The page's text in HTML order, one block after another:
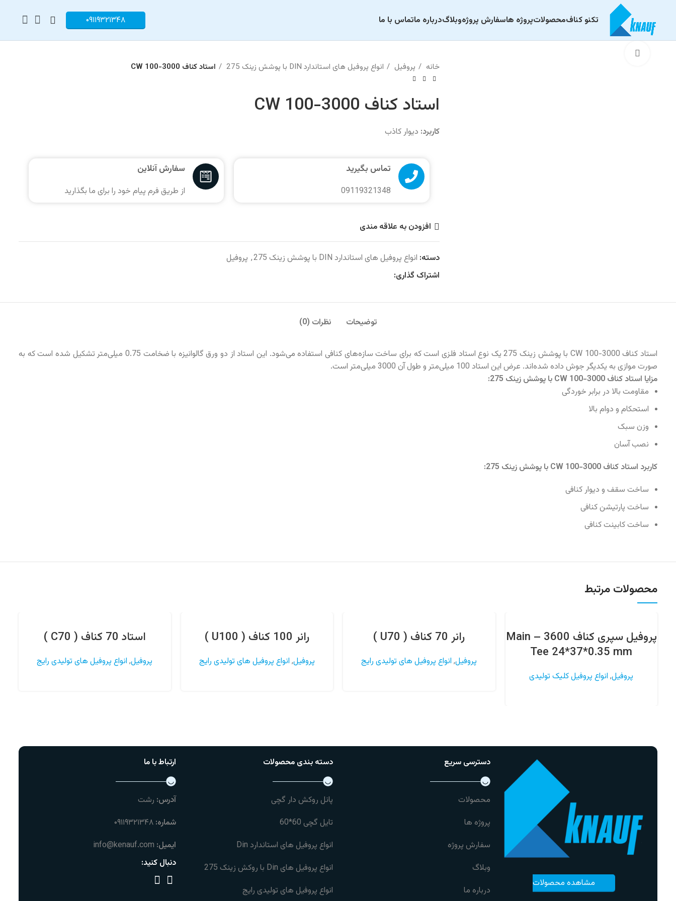
تکنو کنافمحصولاتپروژه هاسفارش پروژهوبلاگدرباره ماتماس با ما ۰۹۱۱۹۳۲۱۳۴۸
خانه پروفیل انواع پروفیل های استاندارد DIN با پوشش زینک 275 استاد کناف CW 100-3000
استاد کناف CW 100-3000
کاربرد: دیوار کاذب
تماس بگیرید
09119321348
سفارش آنلاین
از طریق فرم پیام خود را برای ما بگذارید
افزودن به علاقه مندی
دسته: انواع پروفیل های استاندارد DIN با پوشش زینک 275 , پروفیل
اشتراک گذاری:
توضیحات نظرات (0)
استاد کناف CW 100-3000 با پوشش زینک 275 یک نوع استاد فلزی است که برای ساخت سازه‌های کنافی استفاده می‌شود. این استاد از دو ورق گالوانیزه با ضخامت 0.75 میلی‌متر تشکیل شده است که به
صورت موازی به یکدیگر جوش داده شده‌اند. عرض این استاد 100 میلی‌متر و طول آن 3000 میلی‌متر است.
مزایا استاد کناف CW 100-3000 با پوشش زینک 275:
مقاومت بالا در برابر خوردگی
استحکام و دوام بالا
وزن سبک
نصب آسان
کاربرد استاد کناف CW 100-3000 با پوشش زینک 275:
ساخت سقف و دیوار کنافی
ساخت پارتیشن کنافی
ساخت کابینت کنافی
محصولات مرتبط
پروفیل سپری کناف 3600 – Main
Tee 24*37*0.35 mm
پروفیل, انواع پروفیل کلیک تولیدی
رانر 70 کناف ( U70 )
پروفیل, انواع پروفیل های تولیدی رایج
رانر 100 کناف ( U100 )
پروفیل, انواع پروفیل های تولیدی رایج
استاد 70 کناف ( C70 )
پروفیل, انواع پروفیل های تولیدی رایج
مشاهده محصولات
دسترسی سریع
محصولات
پروژه ها
سفارش پروژه
وبلاگ
درباره ما
دسته بندی محصولات
پانل روکش دار گچی
تایل گچی 60*60
انواع پروفیل های استاندارد Din
انواع پروفیل های Din با روکش زینک 275
انواع پروفیل های تولیدی رایج
ارتباط با ما
آدرس: رشت
شماره:۰۹۱۱۹۳۲۱۳۴۸
ایمیل: info@kenauf.com
دنبال کنید: